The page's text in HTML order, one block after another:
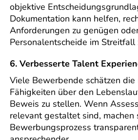
objektive
Dokumentation kann helfen,
Anforderungen zu genügen
Personalentscheide im Streitfall
6. Verbesserte Talent
Viele Bewerbende schätzen die
Fähigkeiten über den
Beweis zu stellen. Wenn
relevant gestaltet sind, machen
Bewerbungsprozess